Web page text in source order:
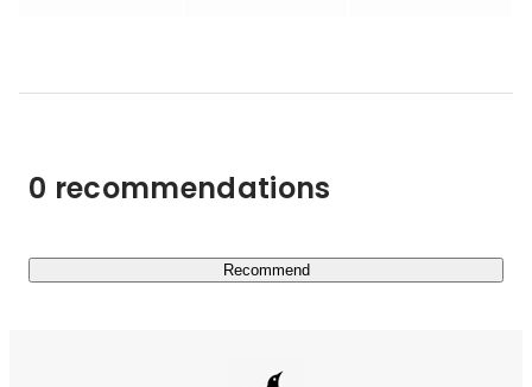
・PRONIアイミツ（https://imitsu.jp/）
0 recommendations
Recommend